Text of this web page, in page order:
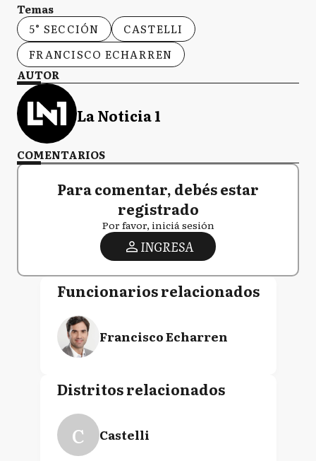
Temas
5° SECCIÓN
CASTELLI
FRANCISCO ECHARREN
AUTOR
La Noticia 1
COMENTARIOS
Para comentar, debés estar
registrado
Por favor, iniciá sesión
INGRESA
Funcionarios relacionados
Francisco Echarren
Distritos relacionados
C Castelli